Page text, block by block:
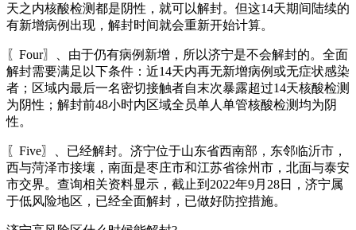
天之内核酸检测都是阴性，就可以解封。但这14天期间陆续的
有新增病例出现，解封时间就会重新开始计算。
〖Four〗、由于仍有病例新增，所以济宁是不会解封的。全面
解封需要满足以下条件：近14天内再无新增病例或无症状感染
者；区域内最后一名密切接触者自末次暴露超过14天核酸检测
为阴性；解封前48小时内区域全员单人单管核酸检测均为阴
性。
〖Five〗、已经解封。济宁位于山东省西南部，东邻临沂市，
西与菏泽市接壤，南面是枣庄市和江苏省徐州市，北面与泰安
市交界。查询相关资料显示，截止到2022年9月28日，济宁属
于低风险地区，已经全面解封，已做好防控措施。